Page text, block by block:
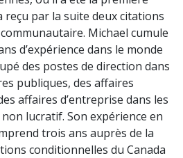
reçu par la suite deux citations
Michael cumule
d’expérience dans le monde
des postes de direction dans
publiques, des affaires
affaires d’entreprise dans les
lucratif. Son expérience en
trois ans auprès de la
conditionnelles du Canada